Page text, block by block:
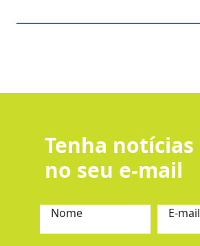
Tenha notícias
no seu e-mail
Nome E-mail